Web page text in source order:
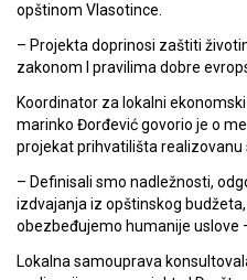
opštinom Vlasotince.
– Projekta doprinosi zaštiti
zakonom I pravilima dobre
Koordinator za lokalni
marinko Đorđević govorio je o
projekat prihvatilišta realizovanu
– Definisali smo nadležnosti,
izdvajanja iz opštinskog
obezbeđujemo humanije uslove
Lokalna samouprava